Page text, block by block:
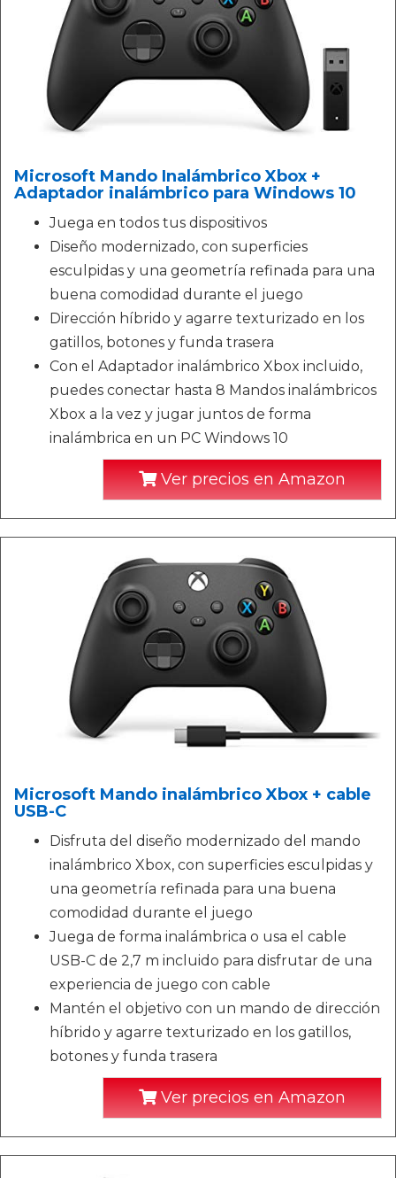
Microsoft Mando Inalámbrico Xbox +
Adaptador inalámbrico para Windows 10
Juega en todos tus dispositivos
Diseño modernizado, con superficies
esculpidas y una geometría refinada para una
buena comodidad durante el juego
Dirección híbrido y agarre texturizado en los
gatillos, botones y funda trasera
Con el Adaptador inalámbrico Xbox incluido,
puedes conectar hasta 8 Mandos inalámbricos
Xbox a la vez y jugar juntos de forma
inalámbrica en un PC Windows 10
Ver precios en Amazon
Microsoft Mando inalámbrico Xbox + cable
USB-C
Disfruta del diseño modernizado del mando
inalámbrico Xbox, con superficies esculpidas y
una geometría refinada para una buena
comodidad durante el juego
Juega de forma inalámbrica o usa el cable
USB-C de 2,7 m incluido para disfrutar de una
experiencia de juego con cable
Mantén el objetivo con un mando de dirección
híbrido y agarre texturizado en los gatillos,
botones y funda trasera
Ver precios en Amazon